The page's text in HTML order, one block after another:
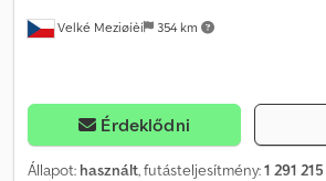
Velké Meziøíèí 354 km
Érdeklődni
Állapot: használt, futásteljesítmény:1 291